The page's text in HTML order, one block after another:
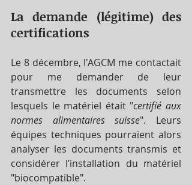
La demande (légitime) des
certifications
Le 8 décembre, l'AGCM me contactait
pour me demander de leur
transmettre les documents selon
lesquels le matériel était "certifié aux
normes alimentaires suisse". Leurs
équipes techniques pourraient alors
analyser les documents transmis et
considérer l’installation du matériel
"biocompatible".